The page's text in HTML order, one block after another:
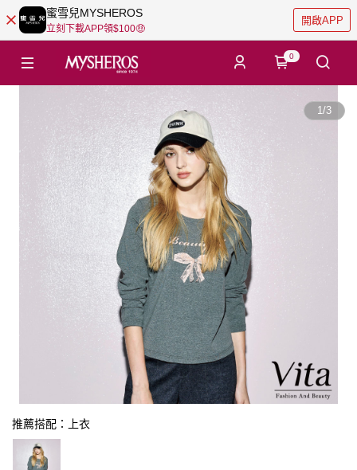
蜜雪兒MYSHEROS
立刻下載APP領$100🤑
開啟APP
0
1/3
推薦搭配：上衣